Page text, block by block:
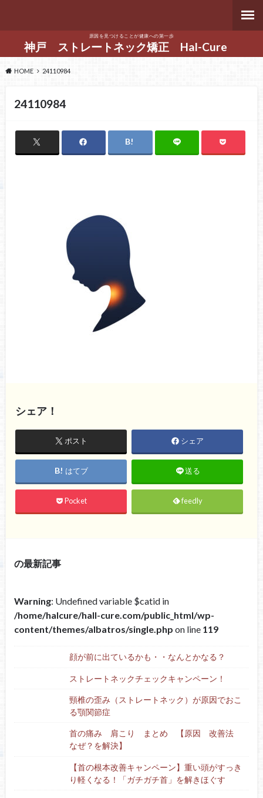
原因を見つけることが健康への第一歩
神戸 ストレートネック矯正 Hal-Cure
HOME 24110984
24110984
シェア！
ポスト シェア
はてブ 送る
Pocket feedly
の最新記事
Warning: Undefined variable $catid in
/home/halcure/hall-cure.com/public_html/wp-
content/themes/albatros/single.php on line 119
顔が前に出ているかも・・なんとかなる？
ストレートネックチェックキャンペーン！
頸椎の歪み（ストレートネック）が原因でおこ
る顎関節症
首の痛み 肩こり まとめ 【原因 改善法
なぜ？を解決】
【首の根本改善キャンペーン】重い頭がすっき
り軽くなる！「ガチガチ首」を解きほぐす